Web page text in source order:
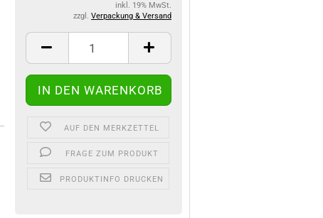
inkl. 19% MwSt.
zzgl. Verpackung & Versand
AUF DEN MERKZETTEL
FRAGE ZUM PRODUKT
PRODUKTINFO DRUCKEN